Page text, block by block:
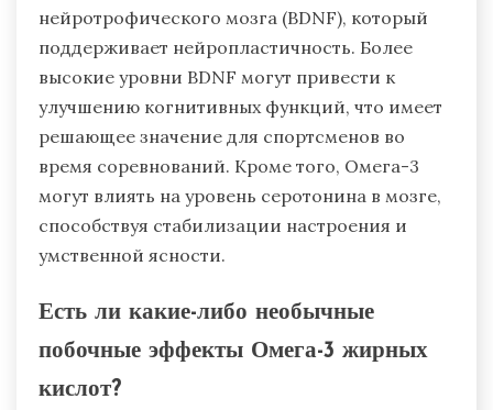
нейротрофического мозга (BDNF), который
поддерживает нейропластичность. Более
высокие уровни BDNF могут привести к
улучшению когнитивных функций, что имеет
решающее значение для спортсменов во
время соревнований. Кроме того, Омега-3
могут влиять на уровень серотонина в мозге,
способствуя стабилизации настроения и
умственной ясности.
Есть ли какие-либо необычные
побочные эффекты Омега-3 жирных
кислот?